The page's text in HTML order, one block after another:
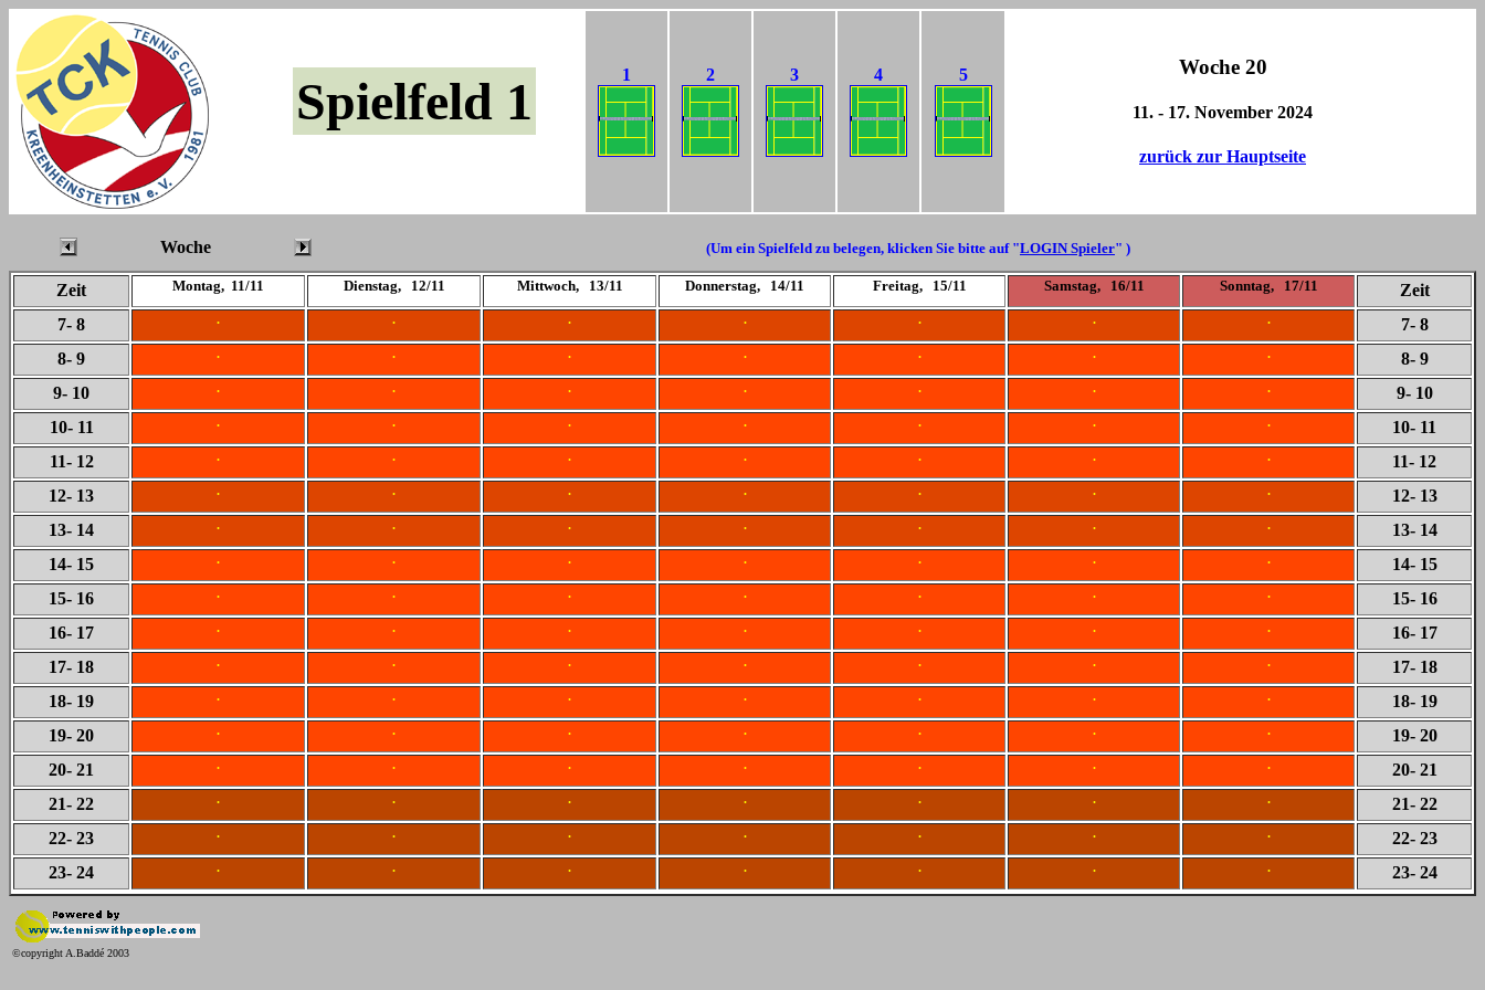
Spielfeld 1 1 2 3 4 5 Woche 20
11. - 17. November 2024
zurück zur Hauptseite
Woche (Um ein Spielfeld zu belegen, klicken Sie bitte auf "LOGIN Spieler" )
Zeit Montag, 11/11 Dienstag, 12/11 Mittwoch, 13/11 Donnerstag, 14/11 Freitag, 15/11 Samstag, 16/11 Sonntag, 17/11
Zeit
7- 8 . . . . . . . 7- 8
8- 9 . . . . . . . 8- 9
9- 10 . . . . . . . 9- 10
10- 11 . . . . . . . 10- 11
11- 12 . . . . . . . 11- 12
12- 13 . . . . . . . 12- 13
13- 14 . . . . . . . 13- 14
14- 15 . . . . . . . 14- 15
15- 16 . . . . . . . 15- 16
16- 17 . . . . . . . 16- 17
17- 18 . . . . . . . 17- 18
18- 19 . . . . . . . 18- 19
19- 20 . . . . . . . 19- 20
20- 21 . . . . . . . 20- 21
21- 22 . . . . . . . 21- 22
22- 23 . . . . . . . 22- 23
23- 24 . . . . . . . 23- 24
©copyright A.Baddé 2003